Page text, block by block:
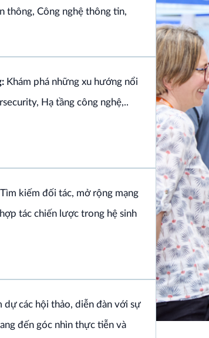
thông, Công nghệ thông tin,
Khám phá những xu hướng nổi
Hạ tầng công nghệ,..
Tìm kiếm đối tác, mở rộng mạng
tác chiến lược trong hệ sinh
dự các hội thảo, diễn đàn với sự
đến góc nhìn thực tiễn và